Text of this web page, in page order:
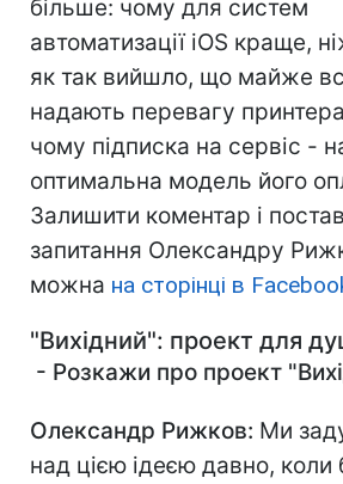
більше: чому для систем
автоматизації iOS краще,
як так вийшло, що майже
надають перевагу
чому підписка на сервіс -
оптимальна модель його
Залишити коментар і
запитання Олександру
можна на сторінці в
"Вихідний": проект для
- Розкажи про проект
Олександр Рижков: Ми
над цією ідеєю давно, коли